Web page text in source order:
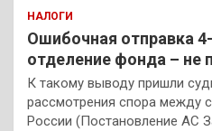
НАЛОГИ
Ошибочная отправка
отделение фонда – не
К такому выводу пришли
рассмотрения спора между
России (Постановление АС